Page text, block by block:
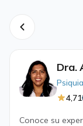
Dra.
4,71
Conoce su